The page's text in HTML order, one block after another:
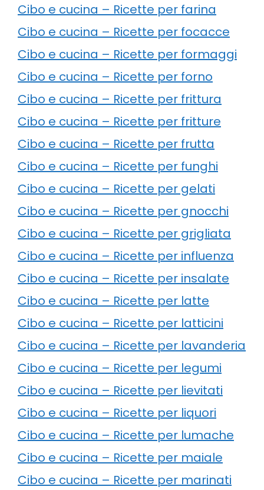
Cibo e cucina – Ricette per farina
Cibo e cucina – Ricette per focacce
Cibo e cucina – Ricette per formaggi
Cibo e cucina – Ricette per forno
Cibo e cucina – Ricette per frittura
Cibo e cucina – Ricette per fritture
Cibo e cucina – Ricette per frutta
Cibo e cucina – Ricette per funghi
Cibo e cucina – Ricette per gelati
Cibo e cucina – Ricette per gnocchi
Cibo e cucina – Ricette per grigliata
Cibo e cucina – Ricette per influenza
Cibo e cucina – Ricette per insalate
Cibo e cucina – Ricette per latte
Cibo e cucina – Ricette per latticini
Cibo e cucina – Ricette per lavanderia
Cibo e cucina – Ricette per legumi
Cibo e cucina – Ricette per lievitati
Cibo e cucina – Ricette per liquori
Cibo e cucina – Ricette per lumache
Cibo e cucina – Ricette per maiale
Cibo e cucina – Ricette per marinati